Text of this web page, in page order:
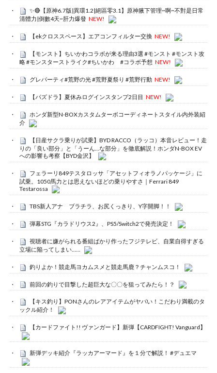
✨🔴【原神6.7版|異環1.2|絕區零3.1】原神腋下管理~啊~不對是日常
清體力|倒數4天~肝力爆發 NEW!
【ekクロススペース】エアコンフィルター交換 NEW!
【モンスト】ちいかわコラボが来る理由3選 #モンスト #モンスト攻
略 #モンスターストライク#ちいかわ #コラボ予想 NEW!
グレパーティ#荒野の光 #荒野夏祭り #荒野行動 NEW!
【パズドラ】夏休みログインスタンプ2日目 NEW!
ホンダ新型N-BOXカスタムターボコーディネートスタイル内外装紹
介
【日産サクラ乗りが試乗】BYD RACCO（ラッコ）本音レビュー！走
りの「良い部分」と「うーん…な部分」を徹底解説！ホンダN-BOX EV
への影響も考察【BYD金沢】
フェラーリ849テスタロッサ「アセットフィオラノパッケージ」に
試乗。1050馬力とは思えないほどの乗りやすさ｜Ferrari 849
Testarossa
TBS新人アナ ブラチラ、お尻くっきり、Y字開脚！！
弾幕STG『カラドリウス2』、PS5/Switch2で発売決定！
視聴者に嫌がられる番組ばかり作ったフジテレビ、自業自得すぎる
立場に陥ってしまい……
釣りよか！競走馬ヨカムスメと競走馬鹿？チャンムスコ！
前回の釣りで目撃した超巨大な〇〇を狙ってみたら！？
【キス釣り】PONさんのレアアイテムがヤバい！こだわり満載のタ
ックル紹介！
【カードファイト!! ヴァンガード】新弾【CARDFIGHT! Vanguard】
新弾デッキ紹介『ラッカアーマード』を１分で解説！ #デュエマ